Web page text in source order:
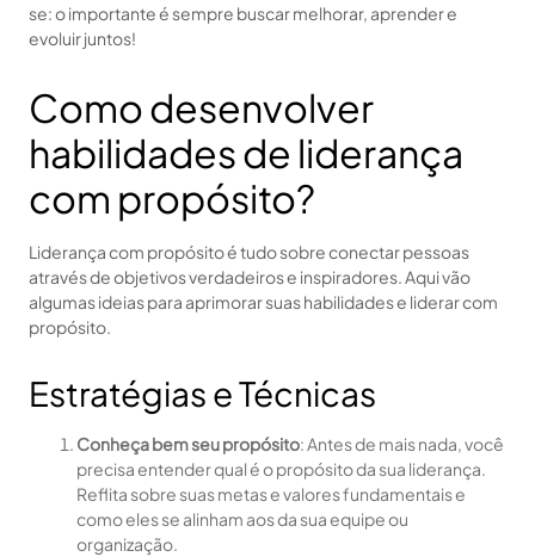
se: o importante é sempre buscar melhorar, aprender e
evoluir juntos!
Como desenvolver
habilidades de liderança
com propósito?
Liderança com propósito é tudo sobre conectar pessoas
através de objetivos verdadeiros e inspiradores. Aqui vão
algumas ideias para aprimorar suas habilidades e liderar com
propósito.
Estratégias e Técnicas
Conheça bem seu propósito: Antes de mais nada, você
precisa entender qual é o propósito da sua liderança.
Reflita sobre suas metas e valores fundamentais e
como eles se alinham aos da sua equipe ou
organização.